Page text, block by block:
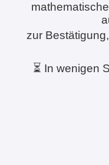
zur
⏳ In wenigen